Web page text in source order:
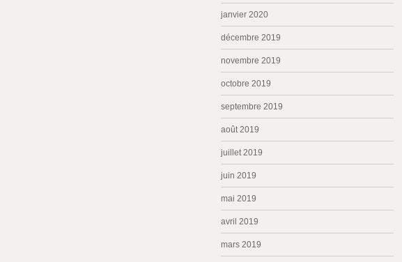
janvier 2020
décembre 2019
novembre 2019
octobre 2019
septembre 2019
août 2019
juillet 2019
juin 2019
mai 2019
avril 2019
mars 2019